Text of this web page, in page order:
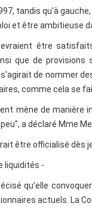
tandis qu'à
et être ambitieuse
être
que de
de nommer
comme cela se
mène de manière
a déclaré Mme
être officialisé dès
liquidités -
qu'elle
actuels. La